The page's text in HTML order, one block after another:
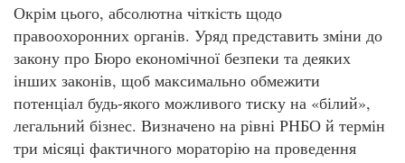
Окрім цього, абсолютна чіткість щодо
правоохоронних органів. Уряд представить зміни до
закону про Бюро економічної безпеки та деяких
інших законів, щоб максимально обмежити
потенціал будь-якого можливого тиску на «білий»,
легальний бізнес. Визначено на рівні РНБО й термін
три місяці фактичного мораторію на проведення